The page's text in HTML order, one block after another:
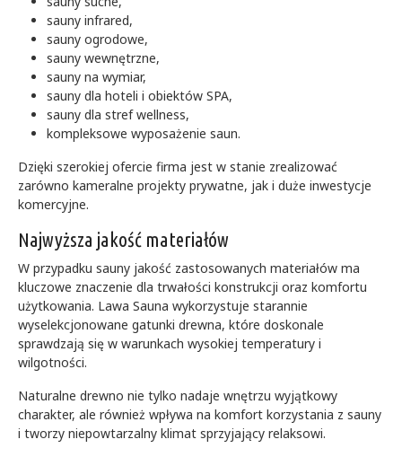
sauny infrared,
sauny ogrodowe,
sauny wewnętrzne,
sauny na wymiar,
sauny dla hoteli i obiektów SPA,
sauny dla stref wellness,
kompleksowe wyposażenie saun.
Dzięki szerokiej ofercie firma jest w stanie zrealizować
zarówno kameralne projekty prywatne, jak i duże inwestycje
komercyjne.
Najwyższa jakość materiałów
W przypadku sauny jakość zastosowanych materiałów ma
kluczowe znaczenie dla trwałości konstrukcji oraz komfortu
użytkowania. Lawa Sauna wykorzystuje starannie
wyselekcjonowane gatunki drewna, które doskonale
sprawdzają się w warunkach wysokiej temperatury i
wilgotności.
Naturalne drewno nie tylko nadaje wnętrzu wyjątkowy
charakter, ale również wpływa na komfort korzystania z sauny
i tworzy niepowtarzalny klimat sprzyjający relaksowi.